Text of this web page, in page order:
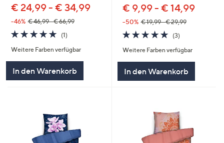
€ 24,99 - € 34,99
--46% € 46,99 - € 66,99
5.0
von
5
(1)1
Weitere Farben verfügbar
In den Warenkorb
€ 9,99 - € 14,99
--50% € 19,99 - € 29,99
5.0
von
5
(3)3
Weitere Farben verfügbar
In den Warenkorb